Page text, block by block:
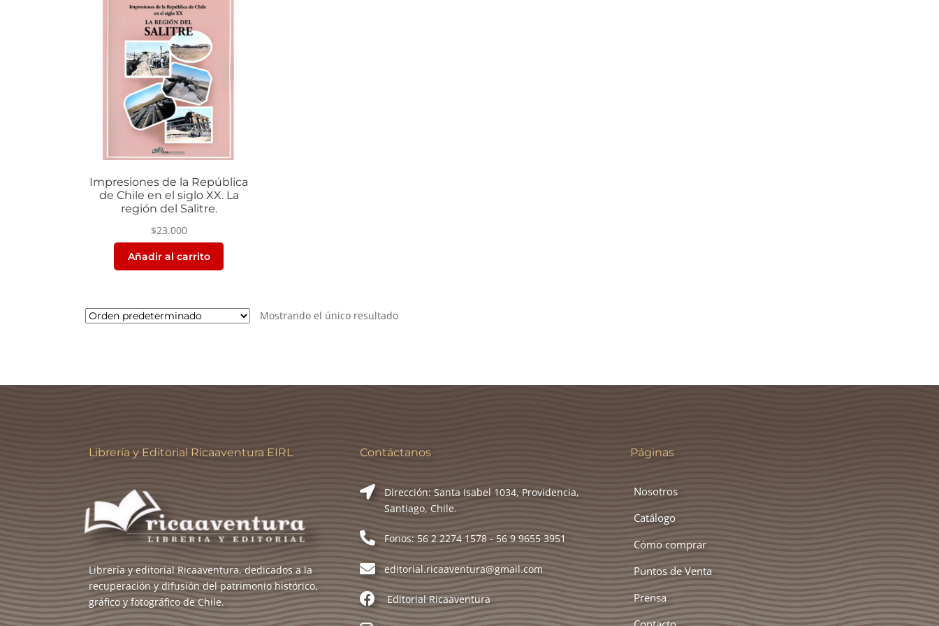
Impresiones de la República
de Chile en el siglo XX. La
región del Salitre.
$23.000
Añadir al carrito
Mostrando el único resultado
Librería y Editorial Ricaaventura EIRL
Librería y editorial Ricaaventura, dedicados a la
recuperación y difusión del patrimonio histórico,
gráfico y fotográfico de Chile.
Contáctanos
Dirección: Santa Isabel 1034, Providencia,
Santiago, Chile.
Fonos: 56 2 2274 1578 - 56 9 9655 3951
editorial.ricaaventura@gmail.com
Editorial Ricaaventura
Páginas
Nosotros
Catálogo
Cómo comprar
Puntos de Venta
Prensa